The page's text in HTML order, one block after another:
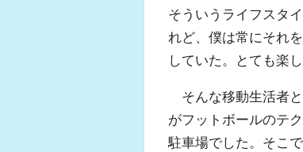
そういうライフスタ
れど、僕は常にそれ
していた。とても楽し
そんな移動生活者
がフットボールのテ
駐車場でした。そこ